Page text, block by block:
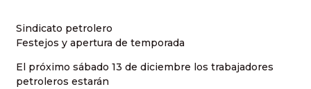
Sindicato petrolero
Festejos y apertura de temporada
El próximo sábado 13 de diciembre los trabajadores
petroleros estarán